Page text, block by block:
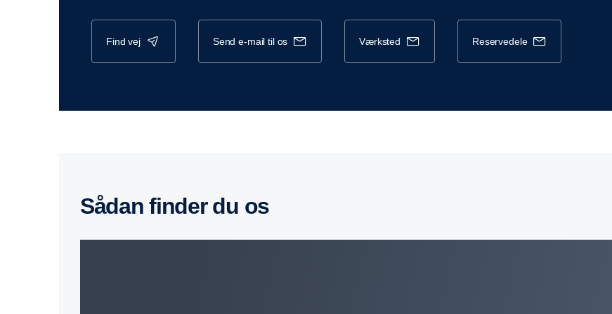
find vej send e-mail til os værksted reservedele
sådan finder du os